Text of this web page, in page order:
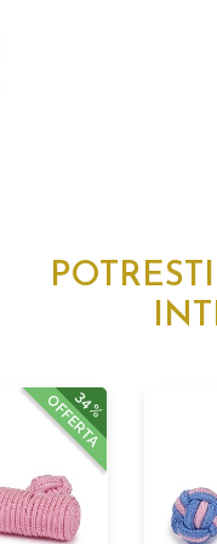
34%
OFFERTA